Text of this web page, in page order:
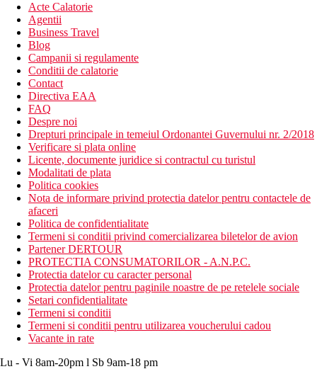
serviciu de trezire
sali de conferinta & petreceri (contra cost)
parcare
restaurant
Descrierea plajei
plaja cu nisip
Activitati sportive gratuite
evenimente sportive live (transmisiuni)
plaja
Activitati sportive contra cost
ciclism
masaj
Masa
restaurant
bar
Categoria oficiala
4 stele
Site web
https://www.hotelarvi.com/index.php/en/
Galerie foto
Acte Calatorie
Agentii
Business Travel
Blog
Campanii si regulamente
Conditii de calatorie
Contact
Directiva EAA
FAQ
Despre noi
Drepturi principale in temeiul Ordonantei Guvernului nr. 2/2018
Verificare si plata online
Licente, documente juridice si contractul cu turistul
Modalitati de plata
Politica cookies
Nota de informare privind protectia datelor pentru contactele de
afaceri
Politica de confidentialitate
Termeni si conditii privind comercializarea biletelor de avion
Partener DERTOUR
PROTECTIA CONSUMATORILOR - A.N.P.C.
Protectia datelor cu caracter personal
Protectia datelor pentru paginile noastre de pe retelele sociale
Setari confidentialitate
Termeni si conditii
Termeni si conditii pentru utilizarea voucherului cadou
Vacante in rate
Lu - Vi 8am-20pm l Sb 9am-18 pm